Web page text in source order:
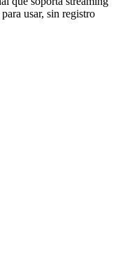
usar, sin registro